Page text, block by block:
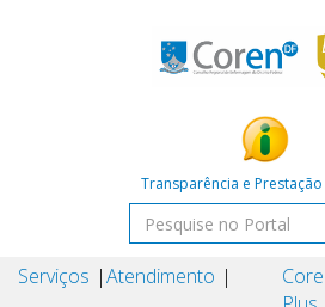
Transparência e
Serviços Atendimento